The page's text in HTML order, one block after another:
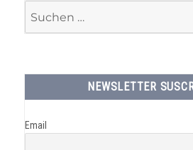
nach:
NEWSLETTER
Email